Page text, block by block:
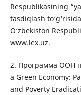
Respublikasining
tasdiqlash
O‘zbekiston
www.lex.uz.
2. Программа ООН
a Green Economy:
and Poverty